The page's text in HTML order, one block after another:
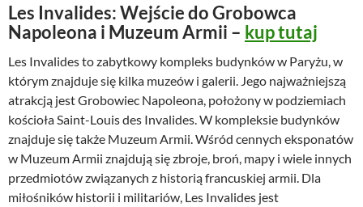
Les Invalides: Wejście do Grobowca
Napoleona i Muzeum Armii – kup tutaj
Les Invalides to zabytkowy kompleks budynków w Paryżu, w
którym znajduje się kilka muzeów i galerii. Jego najważniejszą
atrakcją jest Grobowiec Napoleona, położony w podziemiach
kościoła Saint-Louis des Invalides. W kompleksie budynków
znajduje się także Muzeum Armii. Wśród cennych eksponatów
w Muzeum Armii znajdują się zbroje, broń, mapy i wiele innych
przedmiotów związanych z historią francuskiej armii. Dla
miłośników historii i militariów, Les Invalides jest